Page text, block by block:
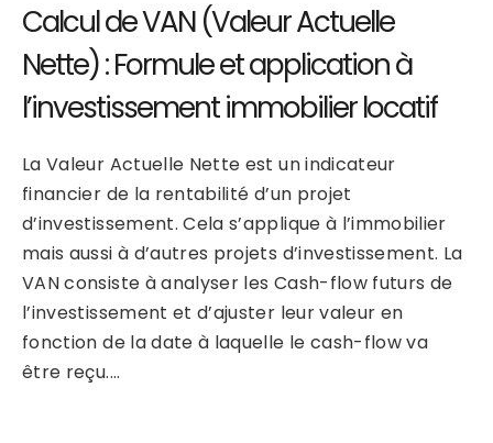
Calcul de VAN (Valeur Actuelle
Nette) : Formule et application à
l’investissement immobilier locatif
La Valeur Actuelle Nette est un indicateur
financier de la rentabilité d’un projet
d’investissement. Cela s’applique à l’immobilier
mais aussi à d’autres projets d’investissement. La
VAN consiste à analyser les Cash-flow futurs de
l’investissement et d’ajuster leur valeur en
fonction de la date à laquelle le cash-flow va
être reçu.…